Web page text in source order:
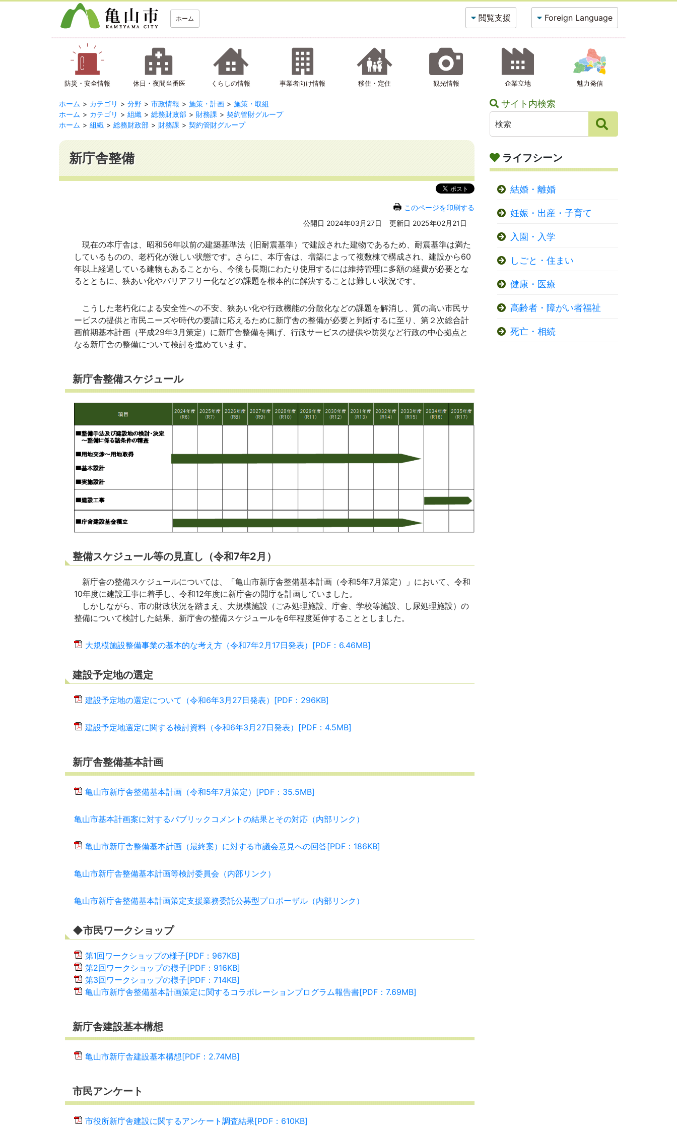
ホーム 閲覧支援 Foreign Language
防災・安全情報 休日・夜間当番医 くらしの情報 事業者向け情報 移住・定住 観光情報 企業立地 魅力発信
ホーム カテゴリ 分野 市政情報 施策・計画
施策・取組
ホーム
カテゴリ 組織 総務財政部 財務課
契約管財グループ
ホーム
組織 総務財政部 財務課 契約管財グループ
新庁舎整備
このページを印刷する
公開日 2024年03月27日
更新日 2025年02月21日
現在の本庁舎は、昭和56年以前の建築基準法（旧耐震基準）で建設された建物であるため、耐震基準は満た
しているものの、老朽化が激しい状態です。さらに、本庁舎は、増築によって複数棟で構成され、建設から60
年以上経過している建物もあることから、今後も長期にわたり使用するには維持管理に多額の経費が必要とな
るとともに、狭あい化やバリアフリー化などの課題を根本的に解決することは難しい状況です。
こうした老朽化による安全性への不安、狭あい化や行政機能の分散化などの課題を解消し、質の高い市民サ
ービスの提供と市民ニーズや時代の要請に応えるために新庁舎の整備が必要と判断するに至り、第２次総合計
画前期基本計画（平成29年3月策定）に新庁舎整備を掲げ、行政サービスの提供や防災など行政の中心拠点と
なる新庁舎の整備について検討を進めています。
新庁舎整備スケジュール
整備スケジュール等の見直し（令和7年2月）
新庁舎の整備スケジュールについては、「亀山市新庁舎整備基本計画（令和5年7月策定）」において、令和
10年度に建設工事に着手し、令和12年度に新庁舎の開庁を計画していました。
しかしながら、市の財政状況を踏まえ、大規模施設（ごみ処理施設、庁舎、学校等施設、し尿処理施設）の
整備について検討した結果、新庁舎の整備スケジュールを6年程度延伸することとしました。
大規模施設整備事業の基本的な考え方（令和7年2月17日発表）[PDF：6.46MB]
建設予定地の選定
建設予定地の選定について（令和6年3月27日発表）[PDF：296KB]
建設予定地選定に関する検討資料（令和6年3月27日発表）[PDF：4.5MB]
新庁舎整備基本計画
亀山市新庁舎整備基本計画（令和5年7月策定）[PDF：35.5MB]
亀山市基本計画案に対するパブリックコメントの結果とその対応（内部リンク）
亀山市新庁舎整備基本計画（最終案）に対する市議会意見への回答[PDF：186KB]
亀山市新庁舎整備基本計画等検討委員会（内部リンク）
亀山市新庁舎整備基本計画策定支援業務委託公募型プロポーザル（内部リンク）
◆市民ワークショップ
第1回ワークショップの様子[PDF：967KB]
第2回ワークショップの様子[PDF：916KB]
第3回ワークショップの様子[PDF：714KB]
亀山市新庁舎整備基本計画策定に関するコラボレーションプログラム報告書[PDF：7.69MB]
新庁舎建設基本構想
亀山市新庁舎建設基本構想[PDF：2.74MB]
市民アンケート
市役所新庁舎建設に関するアンケート調査結果[PDF：610KB]
サイト内検索
ライフシーン
結婚・離婚
妊娠・出産・子育て
入園・入学
しごと・住まい
健康・医療
高齢者・障がい者福祉
死亡・相続